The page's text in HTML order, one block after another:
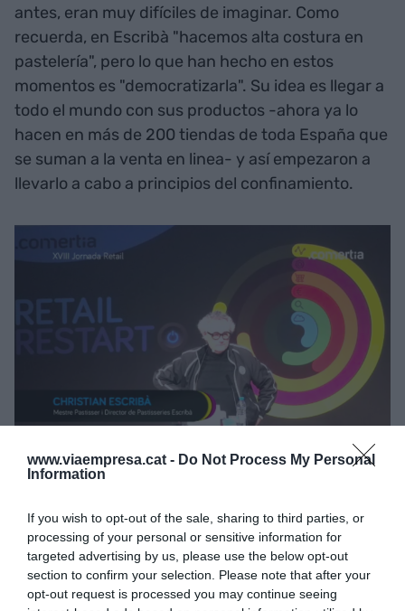
www.viaempresa.cat - Do Not Process My Personal
Information
If you wish to opt-out of the sale, sharing to third parties, or
processing of your personal or sensitive information for
targeted advertising by us, please use the below opt-out
section to confirm your selection. Please note that after your
opt-out request is processed you may continue seeing
antes, eran muy difíciles de imaginar. Como
recuerda, en Escribà "hacemos alta costura en
pastelería", pero lo que han hecho en estos
momentos es "democratizarla". Su idea es llegar a
todo el mundo con sus productos -ahora ya lo
hacen en más de 200 tiendas de toda España que
se suman a la venta en linea- y así empezaron a
llevarlo a cabo a principios del confinamiento.
XVIII jornada 'retail' de Comertia
"¿De qué manera nos podíamos continuar dando
besos si nos lo prohibieron?", se preguntó